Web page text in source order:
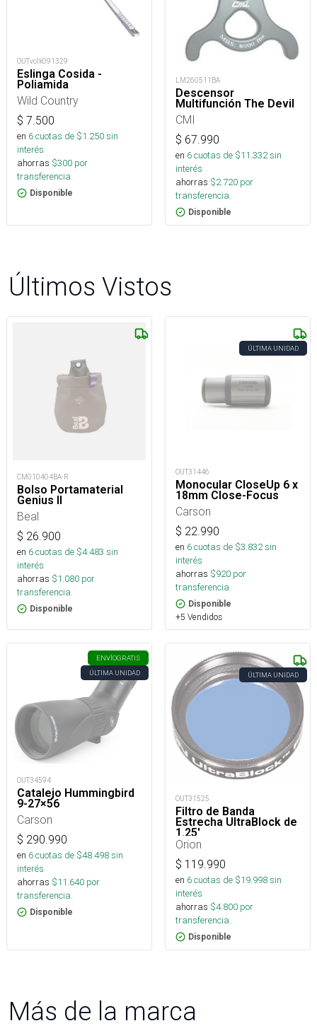
OUTvolk091329
Eslinga Cosida -
Poliamida
Wild Country
$ 7.500
en 6cuotas de $1.250sin
interés
ahorras $300 por
transferencia.
Disponible
LM260511BA
Descensor
Multifunción The Devil
CMI
$ 67.990
en 6cuotas de $11.332sin
interés
ahorras $2.720 por
transferencia.
Disponible
Últimos Vistos
CM010404BA-R
Bolso Portamaterial
Genius II
Beal
$ 26.900
en 6cuotas de $4.483 sin
interés
ahorras $1.080 por
transferencia.
Disponible
ÚLTIMA UNIDAD
OUT31446
Monocular CloseUp 6 x
18mm Close-Focus
Carson
$ 22.990
en 6cuotas de $3.832sin
interés
ahorras $920 por
transferencia.
Disponible
+5 Vendidos
ENVÍOGRATIS
ÚLTIMA UNIDAD
OUT34594
Catalejo Hummingbird
9-27×56
Carson
$ 290.990
en 6cuotas de $48.498sin
interés
ahorras $11.640 por
transferencia.
Disponible
ÚLTIMA UNIDAD
OUT31525
Filtro de Banda
Estrecha UltraBlock de
1.25'
Orion
$ 119.990
en 6cuotas de $19.998sin
interés
ahorras $4.800 por
transferencia.
Disponible
Más de la marca